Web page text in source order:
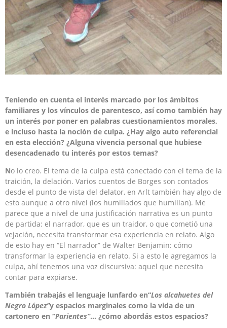
Teniendo en cuenta el interés marcado por los ámbitos
familiares y los vínculos de parentesco, así como también hay
un interés por poner en palabras cuestionamientos morales,
e incluso hasta la noción de culpa. ¿Hay algo auto referencial
en esta elección? ¿Alguna vivencia personal que hubiese
desencadenado tu interés por estos temas?
No lo creo. El tema de la culpa está conectado con el tema de la
traición, la delación. Varios cuentos de Borges son contados
desde el punto de vista del delator, en Arlt también hay algo de
esto aunque a otro nivel (los humillados que humillan). Me
parece que a nivel de una justificación narrativa es un punto
de partida: el narrador, que es un traidor, o que cometió una
vejación, necesita transformar esa experiencia en relato. Algo
de esto hay en “El narrador” de Walter Benjamin: cómo
transformar la experiencia en relato. Si a esto le agregamos la
culpa, ahí tenemos una voz discursiva: aquel que necesita
contar para expiarse.
También trabajás el lenguaje lunfardo en“Los alcahuetes del
Negro López”y espacios marginales como la vida de un
cartonero en “Parientes”… ¿cómo abordás estos espacios?